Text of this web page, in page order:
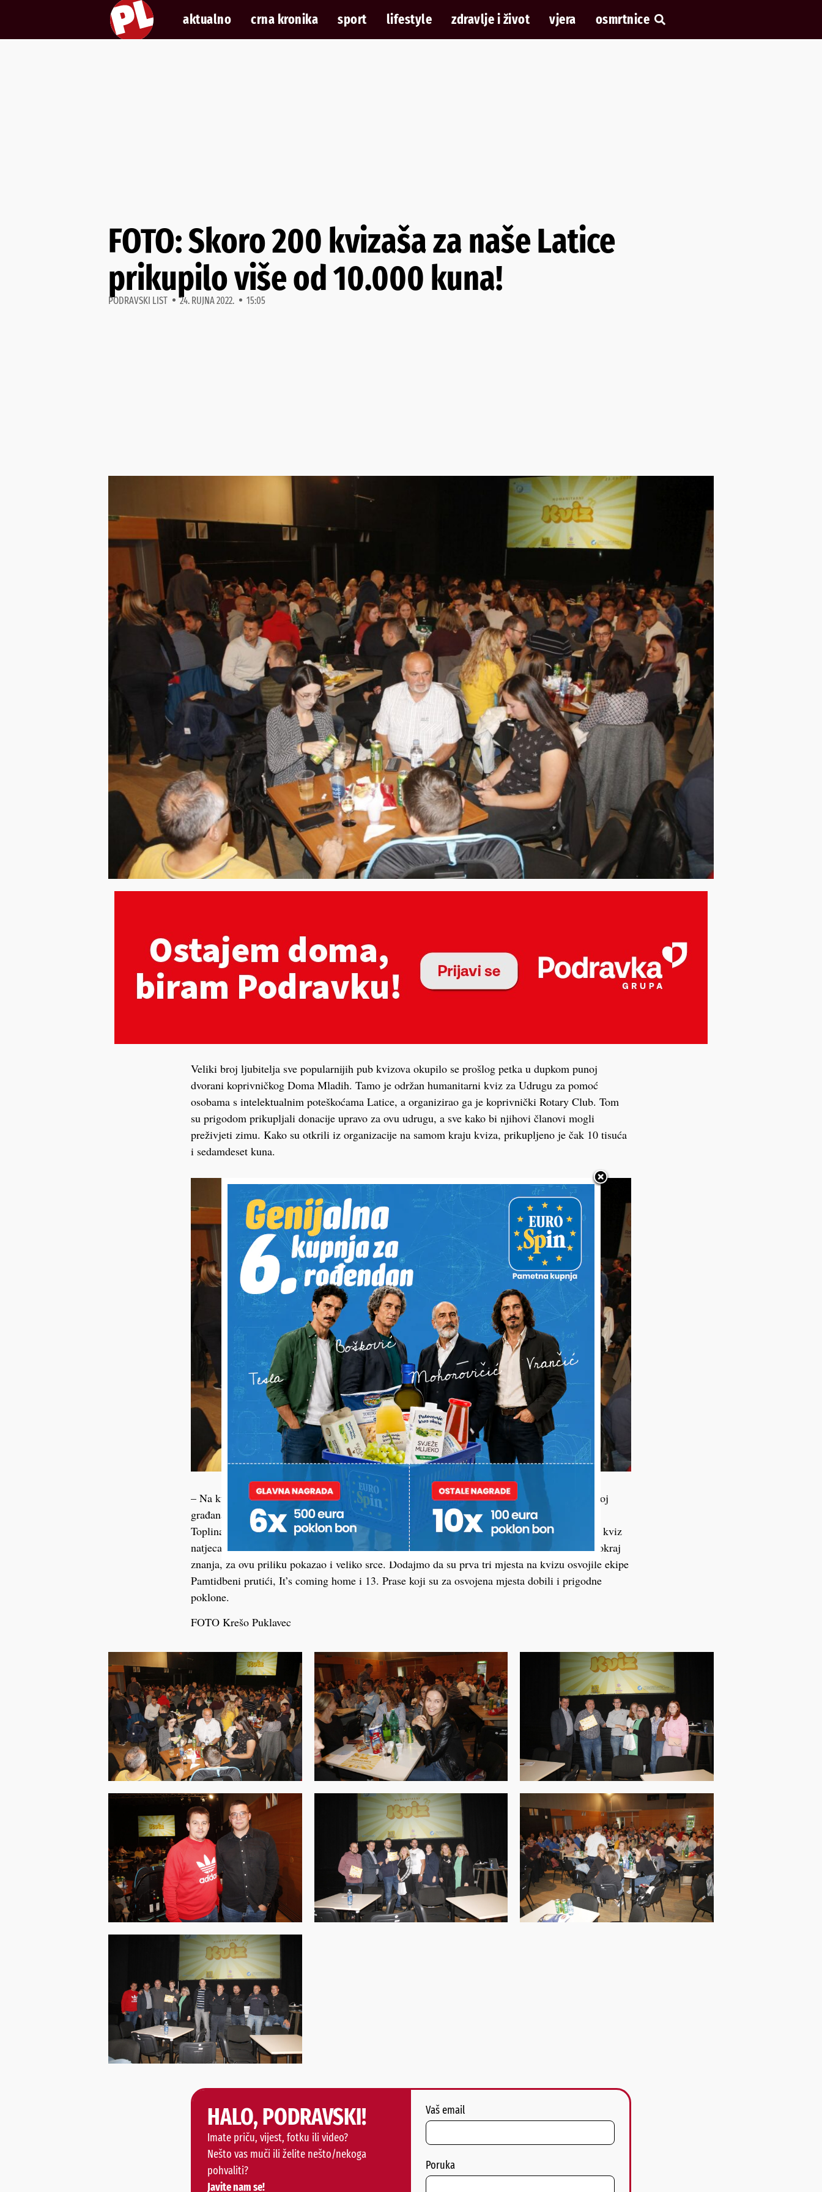
aktualno crna kronika sport lifestyle zdravlje i život vjera osmrtnice
FOTO: Skoro 200 kvizaša za naše Latice
prikupilo više od 10.000 kuna!
PODRAVSKI LIST 24. RUJNA 2022. 15:05
Veliki broj ljubitelja sve popularnijih pub kvizova okupilo se prošlog petka u dupkom punoj
dvorani koprivničkog Doma Mladih. Tamo je održan humanitarni kviz za Udrugu za pomoć
osobama s intelektualnim poteškoćama Latice, a organizirao ga je koprivnički Rotary Club. Tom
su prigodom prikupljali donacije upravo za ovu udrugu, a sve kako bi njihovi članovi mogli
preživjeti zimu. Kako su otkrili iz organizacije na samom kraju kviza, prikupljeno je čak 10 tisuća
i sedamdeset kuna.
– Na kviz se prijavilo oko 25 ekipa, radi se o hvalevrijednoj akciji kojoj se odazvao dobar broj
građana. Donacijama ćemo pomoći udruzi da kupi potrebnu peć i da pomognemo inicijativi
Toplina za Latice ovu zimu – rekao nam je iz organizacije kviza Hrvoje Šifkorn. Iako je sam kviz
natjecateljskog karaktera, ovdje su rezultati bili sporedni, a zaista velik broj natjecatelja je pokraj
znanja, za ovu priliku pokazao i veliko srce. Dodajmo da su prva tri mjesta na kvizu osvojile ekipe
Pamtidbeni prutići, It’s coming home i 13. Prase koji su za osvojena mjesta dobili i prigodne
poklone.
FOTO Krešo Puklavec
HALO, PODRAVSKI!
Imate priču, vijest, fotku ili video?
Nešto vas muči ili želite nešto/nekoga
pohvaliti?
Javite nam se!
Vaš email
Poruka